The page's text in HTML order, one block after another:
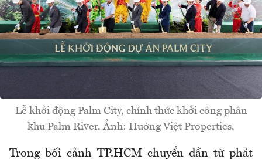
Lễ khởi động Palm City, chính thức khởi công phân
khu Palm River. Ảnh: Hướng Việt Properties.
Trong bối cảnh TP.HCM chuyển dần từ phát